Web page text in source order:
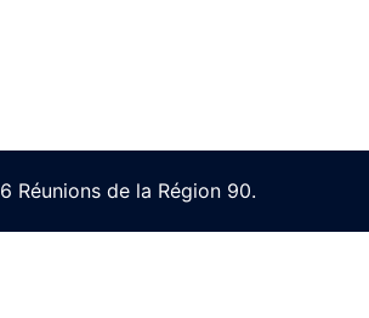
Réunions de la Région 90.